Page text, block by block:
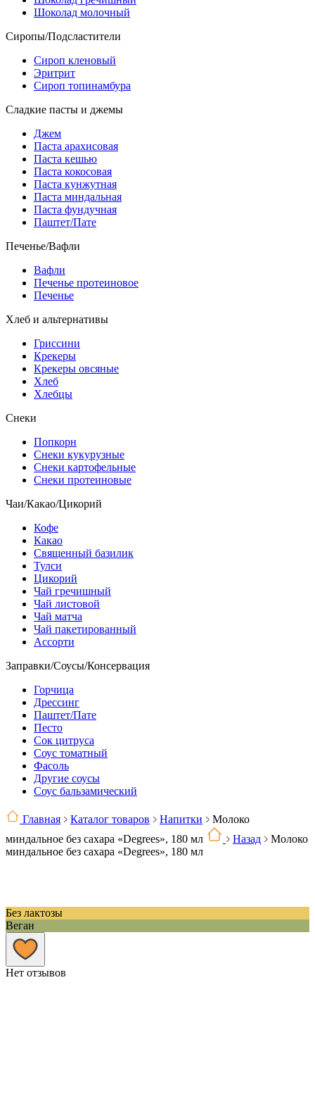
Шоколад молочный
Сиропы/Подсластители
Сироп кленовый
Эритрит
Сироп топинамбура
Сладкие пасты и джемы
Джем
Паста арахисовая
Паста кешью
Паста кокосовая
Паста кунжутная
Паста миндальная
Паста фундучная
Паштет/Пате
Печенье/Вафли
Вафли
Печенье протеиновое
Печенье
Хлеб и альтернативы
Гриссини
Крекеры
Крекеры овсяные
Хлеб
Хлебцы
Снеки
Попкорн
Снеки кукурузные
Снеки картофельные
Снеки протеиновые
Чаи/Какао/Цикорий
Кофе
Какао
Священный базилик
Тулси
Цикорий
Чай гречишный
Чай листовой
Чай матча
Чай пакетированный
Ассорти
Заправки/Соусы/Консервация
Горчица
Дрессинг
Паштет/Пате
Песто
Сок цитруса
Соус томатный
Фасоль
Другие соусы
Соус бальзамический
Главная Каталог товаров Напитки
Молоко
миндальное без сахара «Degrees», 180 мл
Назад
Молоко
миндальное без сахара «Degrees», 180 мл
Без лактозы
Веган
Нет отзывов